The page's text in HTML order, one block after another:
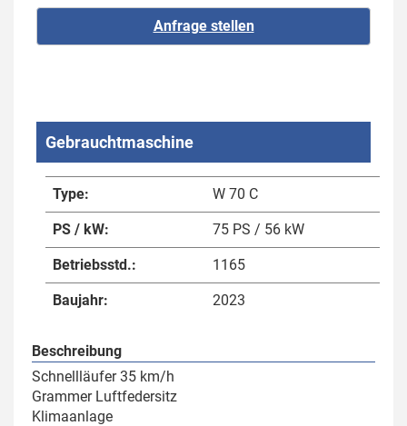
Gebrauchtmaschine
Type: W 70 C
PS / kW: 75 PS / 56 kW
Betriebsstd.: 1165
Baujahr: 2023
Beschreibung
Schnellläufer 35 km/h
Grammer Luftfedersitz
Klimaanlage